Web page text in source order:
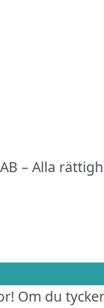
– Alla
Om du